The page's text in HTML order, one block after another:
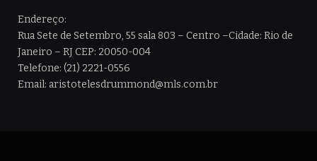
Endereço:
Rua Sete de Setembro, 55 sala 803 – Centro –Cidade: Rio de
Janeiro – RJ CEP: 20050-004
Telefone: (21) 2221-0556
Email: aristotelesdrummond@mls.com.br